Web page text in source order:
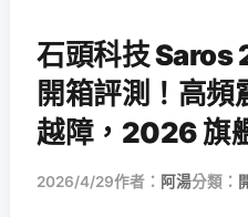
石頭科技 Saros
開箱評測！高
越障，2026 旗
2026/4/29作者： 阿湯分類：